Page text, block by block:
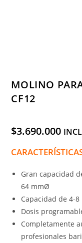
MOLINO
CF12
$3.690.000
Gran capacidad
64 mmØ
Capacidad de 4-8
Dosis
Completamente
profesionales